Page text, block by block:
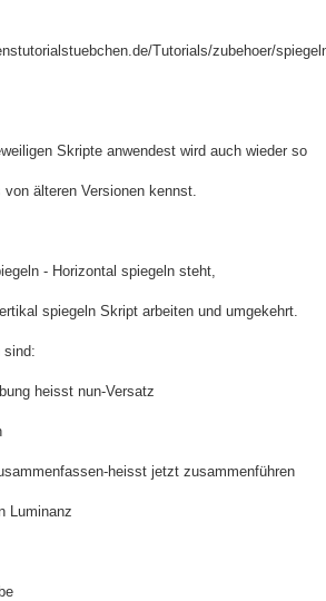
Tutorials/zubehoer/
Skripte anwendest wird auch wieder so
älteren Versionen kennst.
- Horizontal spiegeln steht,
spiegeln Skript arbeiten und umgekehrt.
sind:
heisst nun-Versatz
heisst jetzt zusammenführen
Luminanz